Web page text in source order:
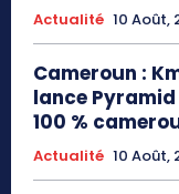
Actualité 10 Août,
Cameroun :
lance
100 %
Actualité 10 Août,